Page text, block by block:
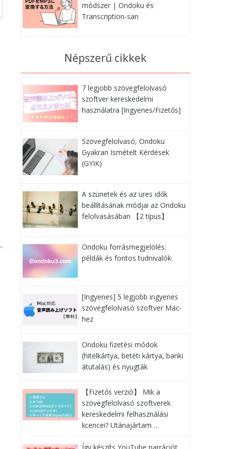
módszer | Ondoku és
Transcription-san
Népszerű cikkek
7 legjobb szövegfelolvasó
szoftver kereskedelmi
használatra [Ingyenes/Fizetős]
Szövegfelolvasó, Ondoku
Gyakran Ismételt Kérdések
(GYIK)
A szünetek és az üres idők
beállításának módjai az Ondoku
felolvasásában 【2 típus】
Ondoku forrásmegjelölés:
példák és fontos tudnivalók.
[Ingyenes] 5 legjobb ingyenes
szövegfelolvasó szoftver Mac-
hez
Ondoku fizetési módok
(hitelkártya, betéti kártya, banki
átutalás) és nyugták
【Fizetős verzió】 Mik a
szövegfelolvasó szoftverek
kereskedelmi felhasználási
licencei? Utánajártam …